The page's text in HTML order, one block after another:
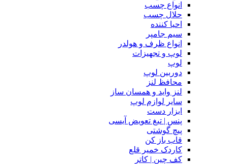
انواع چسب
حلال چسب
احیا کننده
سیم جامپر
انواع ظرف و هولدر
لوپ و تجهیزات
لوپ
دوربین لوپ
محافظ لنز
لنز واید و همسان ساز
سایر لوازم لوپ
ابزار دست
پنس | تیغ تعویض آیسی
پیچ گوشتی
قاب باز کن
کاردک خمیر قلع
کف چین | کاتر